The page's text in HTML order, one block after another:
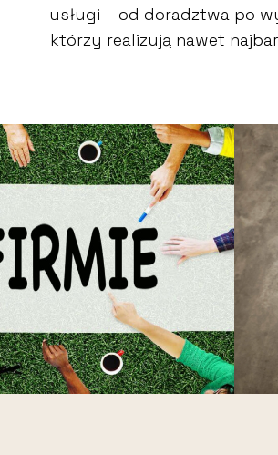
usługi – od doradztwa po
którzy realizują nawet